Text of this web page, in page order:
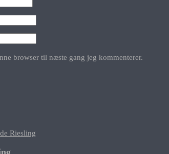
browser til næste gang jeg kommenterer.